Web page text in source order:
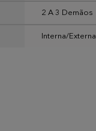
2 A 3 Demãos
Interna/Externa